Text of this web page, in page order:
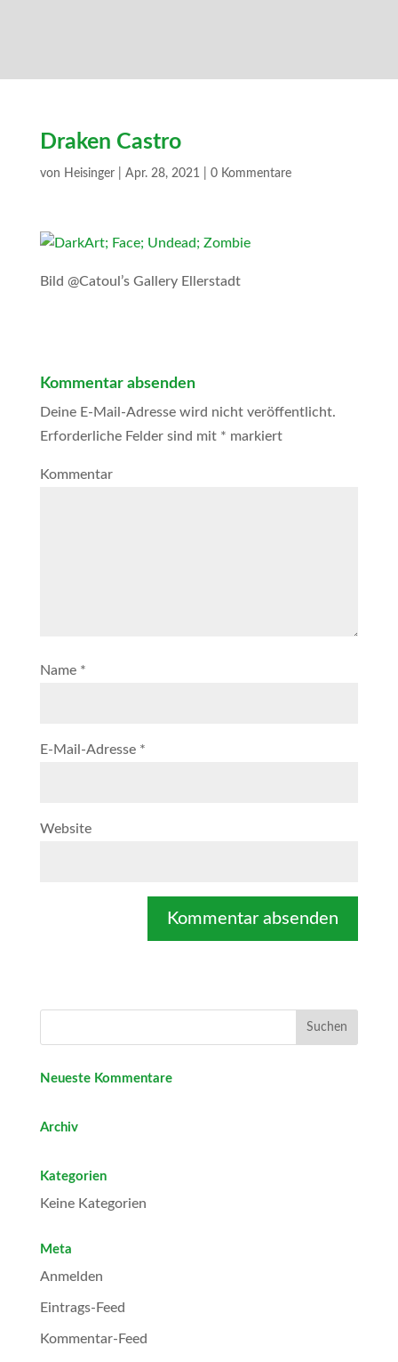
Draken Castro
von Heisinger| Apr. 28, 2021 0 Kommentare
Bild @Catoul’s Gallery Ellerstadt
Kommentar absenden
Deine E-Mail-Adresse wird nicht veröffentlicht.
Erforderliche Felder sind mit * markiert
Kommentar
Name *
E-Mail-Adresse *
Website
Neueste Kommentare
Archiv
Kategorien
Keine Kategorien
Meta
Anmelden
Eintrags-Feed
Kommentar-Feed